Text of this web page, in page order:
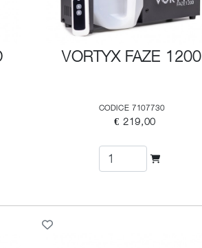
VORTYX FAZE 1200
CODICE 7107730
€ 219,00